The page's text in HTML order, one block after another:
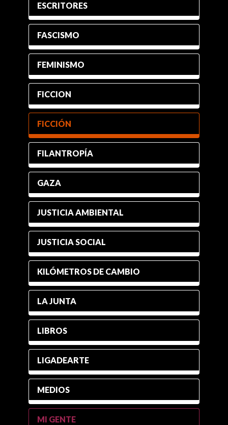
ESCRITORES
FASCISMO
FEMINISMO
FICCION
FICCIÓN
FILANTROPÍA
GAZA
JUSTICIA AMBIENTAL
JUSTICIA SOCIAL
KILÓMETROS DE CAMBIO
LA JUNTA
LIBROS
LIGADEARTE
MEDIOS
MI GENTE